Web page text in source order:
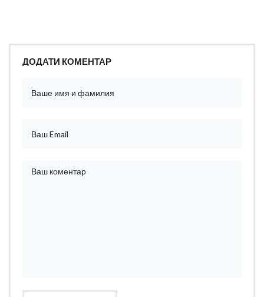
ДОДАТИ КОМЕНТАР